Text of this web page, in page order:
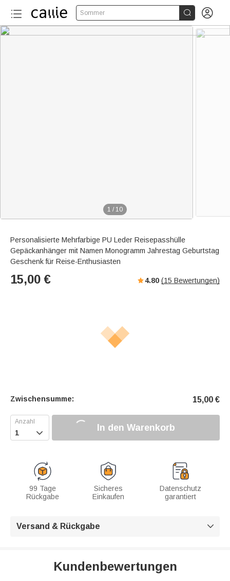
Sommer  
1 / 10
Personalisierte Mehrfarbige PU Leder Reisepasshülle
Gepäckanhänger mit Namen Monogramm Jahrestag Geburtstag
Geschenk für Reise-Enthusiasten
15,00 € 4.80 (15 Bewertungen)
Zwischensumme: 15,00 €
 In den Warenkorb
99 Tage
Rückgabe
Sicheres
Einkaufen
Datenschutz
garantiert
Versand & Rückgabe 
Kundenbewertungen